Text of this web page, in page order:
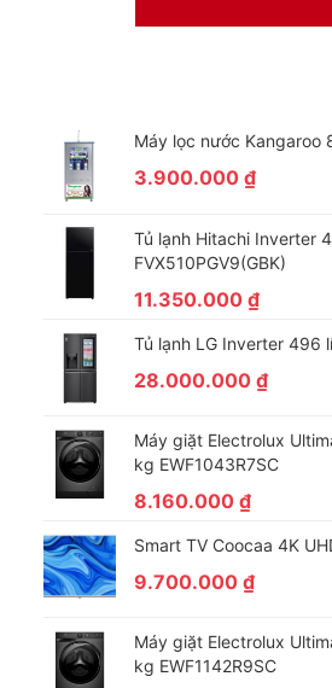
Tăng hiệu
mở cửa
Tính năng tiết
kiệm năng
lượng cùng
với phương
thức mở cửa
giúp máy rửa
giảm thiểu
năng lượng
tăng hiệu quả
sấy. Công
Máy lọc nước Kangaroo
3.900.000 ₫
Tủ lạnh Hitachi Inverter
FVX510PGV9(GBK)
11.350.000 ₫
Tủ lạnh LG Inverter 496
28.000.000 ₫
Máy giặt Electrolux
kg EWF1043R7SC
8.160.000 ₫
Smart TV Coocaa 4K
9.700.000 ₫
Máy giặt Electrolux
kg EWF1142R9SC